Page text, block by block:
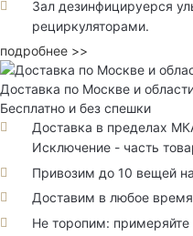
Зал дезинфицируерся
рециркуляторами.
подробнее >>
Доставка по Москве и
Бесплатно и без спешки
Доставка в пределах
Исключение - часть
Привозим до 10 вещей
Доставим в любое время
Не торопим: